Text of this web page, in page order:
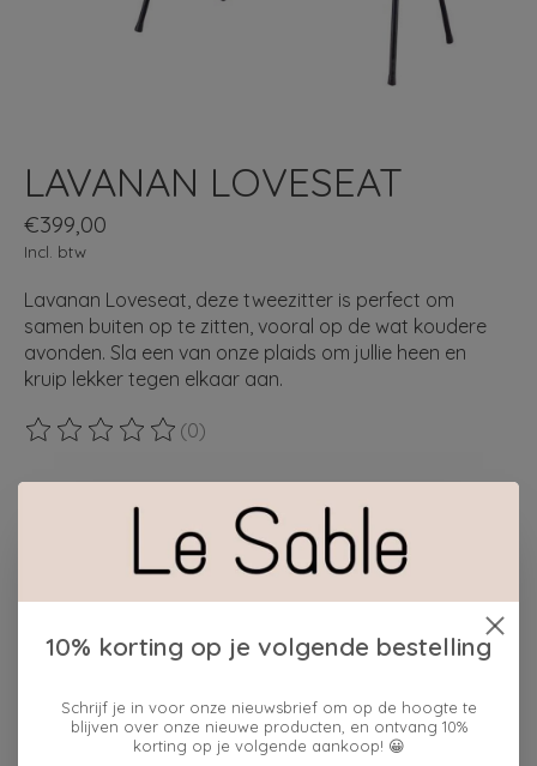
LAVANAN LOVESEAT
€399,00
Incl. btw
Lavanan Loveseat, deze tweezitter is perfect om
samen buiten op te zitten, vooral op de wat koudere
avonden. Sla een van onze plaids om jullie heen en
kruip lekker tegen elkaar aan.
De beoordeling van dit product is
(0)
Maak een keuze:
Toevoegen aan winkelwagen
Plaats bestelling
10% korting op je volgende bestelling
Schrijf je in voor onze nieuwsbrief om op de hoogte te
blijven over onze nieuwe producten, en ontvang 10%
korting op je volgende aankoop! 😀